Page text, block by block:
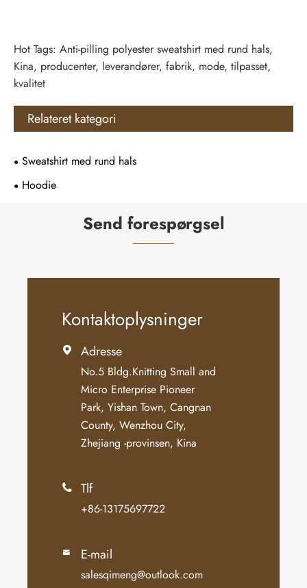
Hot Tags: Anti-pilling polyester sweatshirt med rund hals,
Kina, producenter, leverandører, fabrik, mode, tilpasset,
kvalitet
Relateret kategori
Sweatshirt med rund hals
Hoodie
Send forespørgsel
Kontaktoplysninger
 Adresse
No.5 Bldg.Knitting Small and
Micro Enterprise Pioneer
Park, Yishan Town, Cangnan
County, Wenzhou City,
Zhejiang -provinsen, Kina
 Tlf
+86-13175697722
 E-mail
salesqimeng@outlook.com